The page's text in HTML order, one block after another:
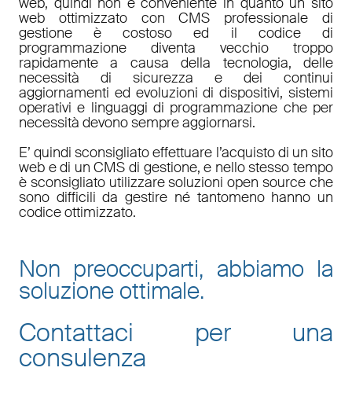
web ottimizzato con CMS professionale di
gestione è costoso ed il codice di
programmazione diventa vecchio troppo
rapidamente a causa della tecnologia, delle
necessità di sicurezza e dei continui
aggiornamenti ed evoluzioni di dispositivi, sistemi
operativi e linguaggi di programmazione che per
necessità devono sempre aggiornarsi.
E’ quindi sconsigliato effettuare l’acquisto di un sito
web e di un CMS di gestione, e nello stesso tempo
è sconsigliato utilizzare soluzioni open source che
sono difficili da gestire né tantomeno hanno un
codice ottimizzato.
Non preoccuparti, abbiamo la
soluzione ottimale.
Contattaci per una
consulenza